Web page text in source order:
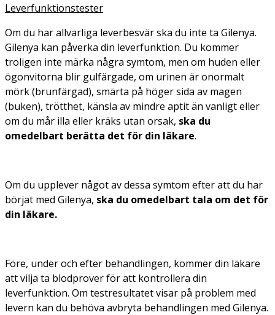
Leverfunktionstester
Om du har allvarliga leverbesvär ska du inte ta Gilenya.
Gilenya kan påverka din leverfunktion. Du kommer
troligen inte märka några symtom, men om huden eller
ögonvitorna blir gulfärgade, om urinen är onormalt
mörk (brunfärgad), smärta på höger sida av magen
(buken), trötthet, känsla av mindre aptit än vanligt eller
om du mår illa eller kräks utan orsak, ska du
omedelbart berätta det för din läkare.
Om du upplever något av dessa symtom efter att du har
börjat med Gilenya, ska du omedelbart tala om det för
din läkare.
Före, under och efter behandlingen, kommer din läkare
att vilja ta blodprover för att kontrollera din
leverfunktion. Om testresultatet visar på problem med
levern kan du behöva avbryta behandlingen med Gilenya.